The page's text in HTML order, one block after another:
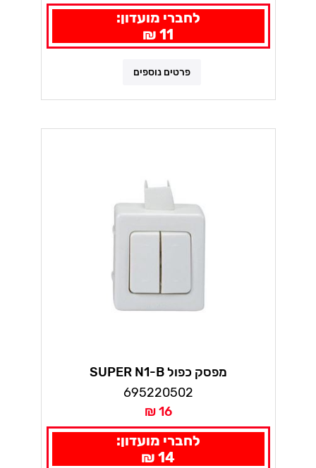
לחברי מועדון:
11 ₪
פרטים נוספים
מפסק כפול SUPER N1-B
695220502
16 ₪
לחברי מועדון:
14 ₪